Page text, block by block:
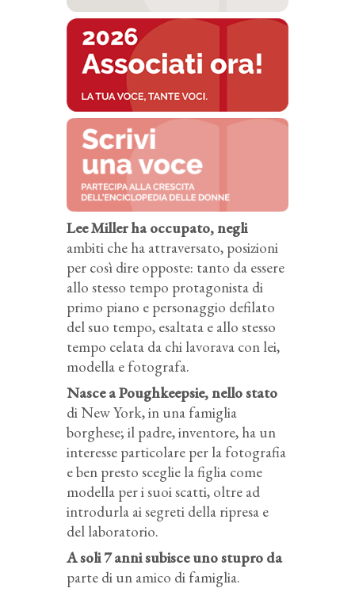
Lee Miller ha occupato, negli
ambiti che ha attraversato, posizioni
per così dire opposte: tanto da essere
allo stesso tempo protagonista di
primo piano e personaggio defilato
del suo tempo, esaltata e allo stesso
tempo celata da chi lavorava con lei,
modella e fotografa.
Nasce a Poughkeepsie, nello stato
di New York, in una famiglia
borghese; il padre, inventore, ha un
interesse particolare per la fotografia
e ben presto sceglie la figlia come
modella per i suoi scatti, oltre ad
introdurla ai segreti della ripresa e
del laboratorio.
A soli 7 anni subisce uno stupro da
parte di un amico di famiglia.